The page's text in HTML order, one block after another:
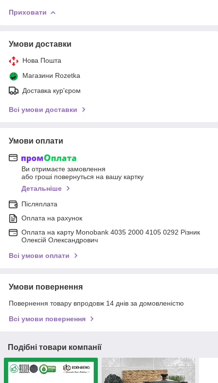
Приховати
Умови доставки
Нова Пошта
Магазини Rozetka
Доставка кур'єром
Всі умови доставки
Умови оплати
Ви отримаєте замовлення
або гроші повернуться на вашу картку
Детальніше
Післяплата
Оплата на рахунок
Оплата на карту Monobank 4035 2000 4105 0292 Різник
Олексій Олександрович
Всі умови оплати
Умови повернення
Повернення товару впродовж 14 днів за домовленістю
Всі умови повернення
Подібні товари компанії